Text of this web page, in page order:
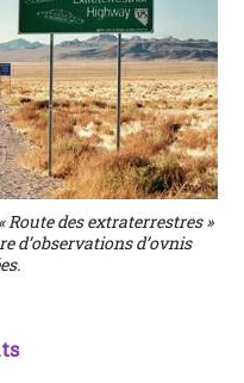
Route des extraterrestres »
d’observations d’ovnis